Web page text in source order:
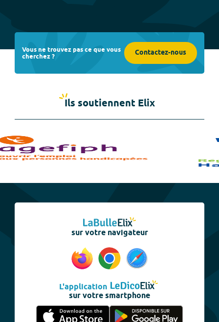
Vous ne trouvez pas ce que vous
cherchez ? Contactez-nous
Ils soutiennent Elix
sur votre navigateur
L'application
sur votre smartphone